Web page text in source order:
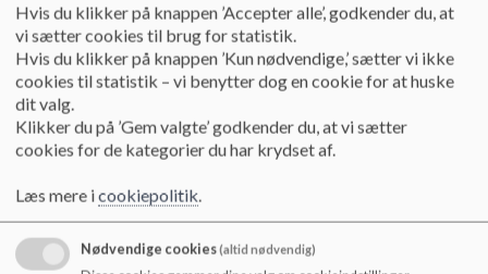
d
Forældrerepræsentanter
Jørgen Arevad Lauridsen - formand
Sasja Unger Grønkjær Jørgensen - næstformand
Anna Mørk Medfors
Carsten Keller Dahl
Marianne Aaes
Rasmus Dahl Andersen
Rasmus Moesgaard Jørgensen
Medarbejderrepræsentanter
Hvis du klikker på knappen ’Accepter alle’, godkender du, at
vi sætter cookies til brug for statistik.
Hvis du klikker på knappen ’Kun nødvendige,’ sætter vi ikke
cookies til statistik – vi benytter dog en cookie for at huske
dit valg.
Klikker du på ’Gem valgte’ godkender du, at vi sætter
cookies for de kategorier du har krydset af.
Læs mere icookiepolitik.
Nødvendige cookies(altid nødvendig)